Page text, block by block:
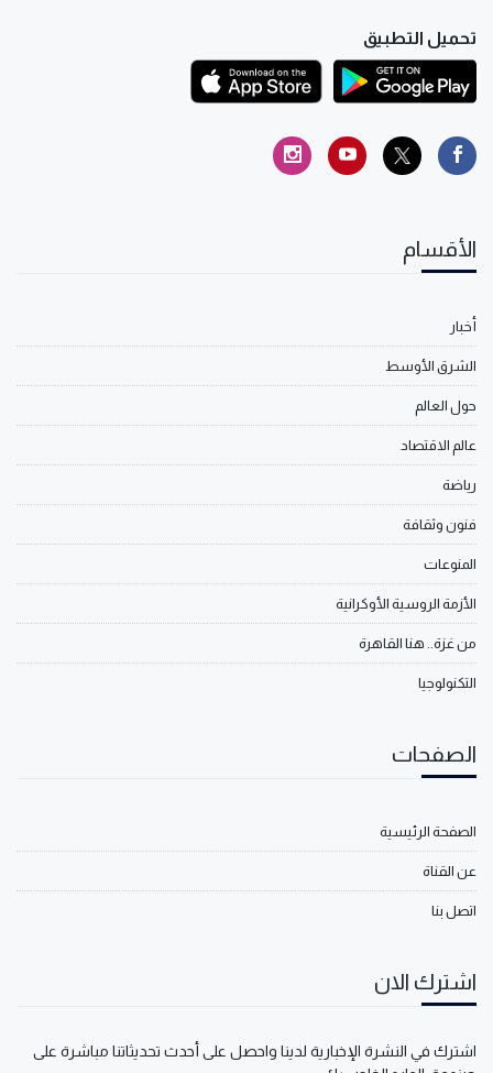
تحميل التطبيق
الأقسام
أخبار
الشرق الأوسط
حول العالم
عالم الاقتصاد
رياضة
فنون وثقافة
المنوعات
الأزمة الروسية الأوكرانية
من غزة.. هنا القاهرة
التكنولوجيا
الصفحات
الصفحة الرئيسية
عن القناة
اتصل بنا
اشترك الان
اشترك في النشرة الإخبارية لدينا واحصل على أحدث تحديثاتنا مباشرة على